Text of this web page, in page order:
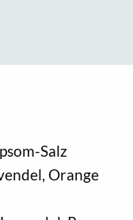
Salz
Orange